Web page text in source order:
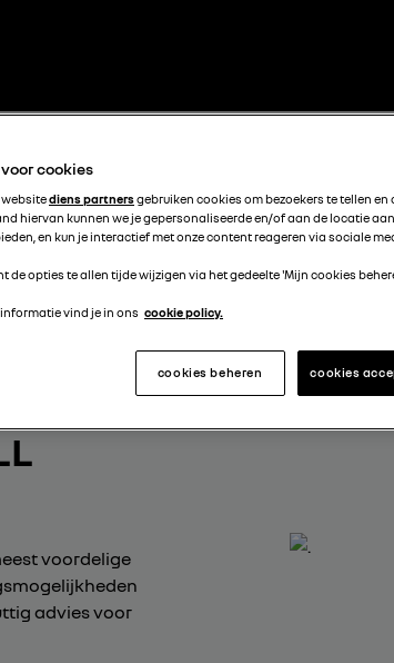
voordelige
advies voor
cookies
websitediens partnersgebruiken cookies om bezoekers te tellen
hiervan kunnen we je gepersonaliseerde en/of aan de locatie
en kun je interactief met onze content reageren via sociale
de opties te allen tijde wijzigen via het gedeelte 'Mijn cookies
informatie vind je in ons cookie policy.
cookies
cookies beheren